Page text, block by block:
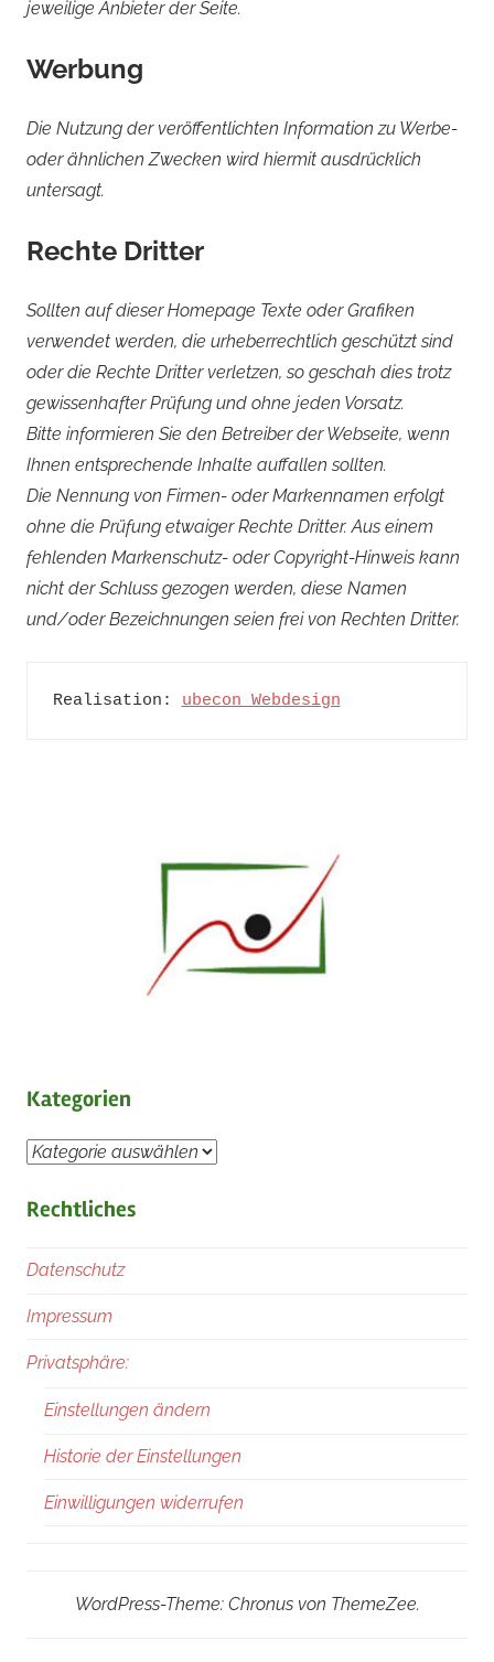
jeweilige Anbieter der Seite.
Werbung
Die Nutzung der veröffentlichten Information zu Werbe-
oder ähnlichen Zwecken wird hiermit ausdrücklich
untersagt.
Rechte Dritter
Sollten auf dieser Homepage Texte oder Grafiken
verwendet werden, die urheberrechtlich geschützt sind
oder die Rechte Dritter verletzen, so geschah dies trotz
gewissenhafter Prüfung und ohne jeden Vorsatz.
Bitte informieren Sie den Betreiber der Webseite, wenn
Ihnen entsprechende Inhalte auffallen sollten.
Die Nennung von Firmen- oder Markennamen erfolgt
ohne die Prüfung etwaiger Rechte Dritter. Aus einem
fehlenden Markenschutz- oder Copyright-Hinweis kann
nicht der Schluss gezogen werden, diese Namen
und/oder Bezeichnungen seien frei von Rechten Dritter.
Realisation: ubecon Webdesign
Kategorien
Kategorien
Rechtliches
Datenschutz
Impressum
Privatsphäre:
Einstellungen ändern
Historie der Einstellungen
Einwilligungen widerrufen
WordPress-Theme: Chronus von ThemeZee.